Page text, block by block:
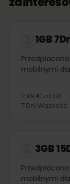
1GB
mobilnymi
2,99 € za GB
7 Dni Ważność
3GB
mobilnymi